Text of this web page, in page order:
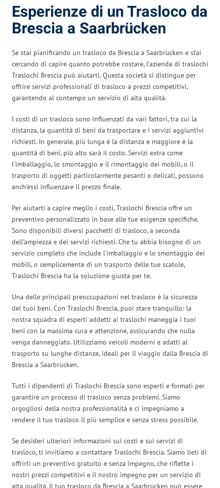
Esperienze di un Trasloco da
Brescia a Saarbrücken
Se stai pianificando un trasloco da Brescia a Saarbrücken e stai
cercando di capire quanto potrebbe costare, l’azienda di traslochi
Traslochi Brescia può aiutarti. Questa società si distingue per
offrire servizi professionali di trasloco a prezzi competitivi,
garantendo al contempo un servizio di alta qualità.
I costi di un trasloco sono influenzati da vari fattori, tra cui la
distanza, la quantità di beni da trasportare e i servizi aggiuntivi
richiesti. In generale, più lunga è la distanza e maggiore è la
quantità di beni, più alto sarà il costo. Servizi extra come
l’imballaggio, lo smontaggio e il rimontaggio dei mobili, o il
trasporto di oggetti particolarmente pesanti o delicati, possono
anch’essi influenzare il prezzo finale.
Per aiutarti a capire meglio i costi, Traslochi Brescia offre un
preventivo personalizzato in base alle tue esigenze specifiche.
Sono disponibili diversi pacchetti di trasloco, a seconda
dell’ampiezza e dei servizi richiesti. Che tu abbia bisogno di un
servizio completo che include l’imballaggio e lo smontaggio dei
mobili, o semplicemente di un trasporto delle tue scatole,
Traslochi Brescia ha la soluzione giusta per te.
Una delle principali preoccupazioni nel trasloco è la sicurezza
dei tuoi beni. Con Traslochi Brescia, puoi stare tranquillo: la
nostra squadra di esperti addetti ai traslochi maneggia i tuoi
beni con la massima cura e attenzione, assicurando che nulla
venga danneggiato. Utilizziamo veicoli moderni e adatti al
trasporto su lunghe distanze, ideali per il viaggio dalla Brescia di
Brescia a Saarbrücken.
Tutti i dipendenti di Traslochi Brescia sono esperti e formati per
garantire un processo di trasloco senza problemi. Siamo
orgogliosi della nostra professionalità e ci impegniamo a
rendere il tuo trasloco il più semplice e senza stress possibile.
Se desideri ulteriori informazioni sui costi e sui servizi di
trasloco, ti invitiamo a contattare Traslochi Brescia. Siamo lieti di
offrirti un preventivo gratuito e senza impegno, che riflette i
nostri prezzi competitivi e il nostro impegno per un servizio di
alta qualità. Il tuo trasloco da Brescia a Saarbrücken può essere